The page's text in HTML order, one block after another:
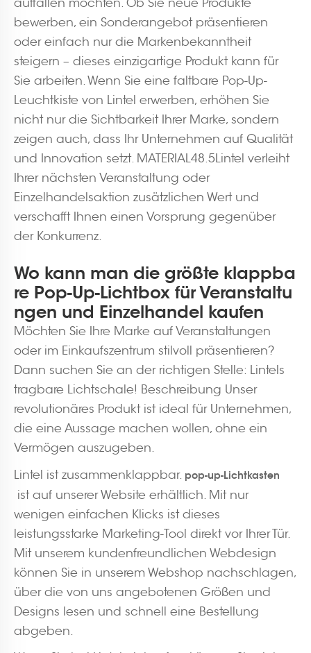
auffallen möchten. Ob Sie neue Produkte
bewerben, ein Sonderangebot präsentieren
oder einfach nur die Markenbekanntheit
steigern – dieses einzigartige Produkt kann für
Sie arbeiten. Wenn Sie eine faltbare Pop-Up-
Leuchtkiste von Lintel erwerben, erhöhen Sie
nicht nur die Sichtbarkeit Ihrer Marke, sondern
zeigen auch, dass Ihr Unternehmen auf Qualität
und Innovation setzt. MATERIAL48.5Lintel verleiht
Ihrer nächsten Veranstaltung oder
Einzelhandelsaktion zusätzlichen Wert und
verschafft Ihnen einen Vorsprung gegenüber
der Konkurrenz.
Wo kann man die größte klappba
re Pop-Up-Lichtbox für Veranstaltu
ngen und Einzelhandel kaufen
Möchten Sie Ihre Marke auf Veranstaltungen
oder im Einkaufszentrum stilvoll präsentieren?
Dann suchen Sie an der richtigen Stelle: Lintels
tragbare Lichtschale! Beschreibung Unser
revolutionäres Produkt ist ideal für Unternehmen,
die eine Aussage machen wollen, ohne ein
Vermögen auszugeben.
Lintel ist zusammenklappbar. pop-up-Lichtkasten
ist auf unserer Website erhältlich. Mit nur
wenigen einfachen Klicks ist dieses
leistungsstarke Marketing-Tool direkt vor Ihrer Tür.
Mit unserem kundenfreundlichen Webdesign
können Sie in unserem Webshop nachschlagen,
über die von uns angebotenen Größen und
Designs lesen und schnell eine Bestellung
abgeben.